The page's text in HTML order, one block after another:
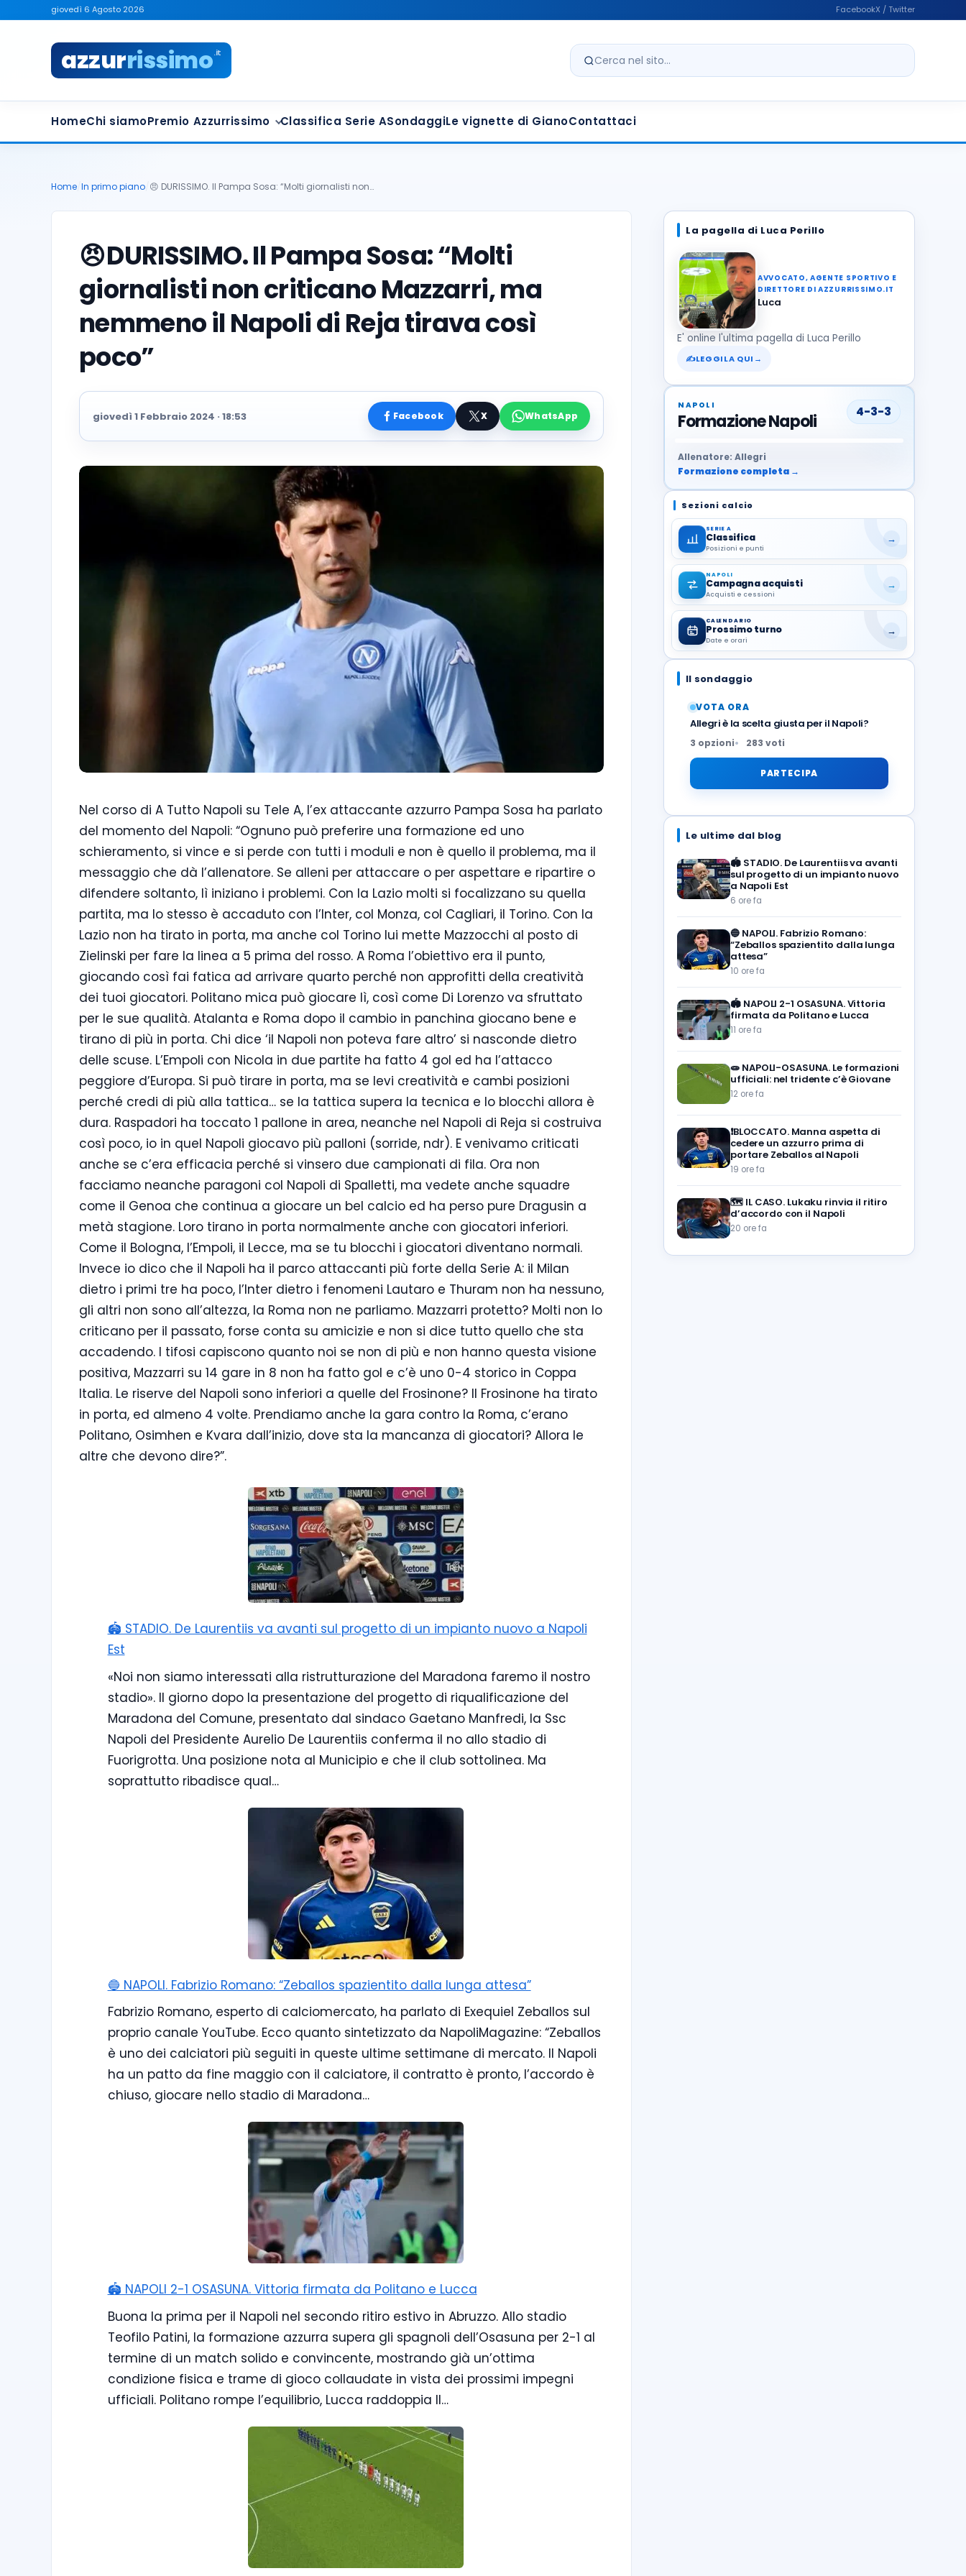
giovedì 6 Agosto 2026 FacebookX / Twitter
azzurrissimo.it
Cerca nel sito
HomeChi siamoPremio Azzurrissimo Classifica Serie ASondaggiLe vignette di GianoContattaci
Home In primo piano 😠 DURISSIMO. Il Pampa Sosa: “Molti giornalisti non…
😠DURISSIMO. Il Pampa Sosa: “Molti
giornalisti non criticano Mazzarri, ma
nemmeno il Napoli di Reja tirava così
poco”
giovedì 1 Febbraio 2024 · 18:53 Facebook X WhatsApp
Nel corso di A Tutto Napoli su Tele A, l’ex attaccante azzurro Pampa Sosa ha parlato
del momento del Napoli: “Ognuno può preferire una formazione ed uno
schieramento, si vince e si perde con tutti i moduli e non è quello il problema, ma il
messaggio che dà l’allenatore. Se alleni per attaccare o per aspettare e ripartire o
difendere soltanto, lì iniziano i problemi. Con la Lazio molti si focalizzano su quella
partita, ma lo stesso è accaduto con l’Inter, col Monza, col Cagliari, il Torino. Con la
Lazio non ha tirato in porta, ma anche col Torino lui mette Mazzocchi al posto di
Zielinski per fare la linea a 5 prima del rosso. A Roma l’obiettivo era il punto,
giocando così fai fatica ad arrivare quarto perché non approfitti della creatività
dei tuoi giocatori. Politano mica può giocare lì, così come Di Lorenzo va sfruttato
per le sue qualità. Atalanta e Roma dopo il cambio in panchina giocano bene e
tirano di più in porta. Chi dice ‘il Napoli non poteva fare altro’ si nasconde dietro
delle scuse. L’Empoli con Nicola in due partite ha fatto 4 gol ed ha l’attacco
peggiore d’Europa. Si può tirare in porta, ma se levi creatività e cambi posizioni
perché credi di più alla tattica… se la tattica supera la tecnica e lo blocchi allora è
dura. Raspadori ha toccato 1 pallone in area, neanche nel Napoli di Reja si costruiva
così poco, io in quel Napoli giocavo più palloni (sorride, ndr). E venivamo criticati
anche se c’era efficacia perché si vinsero due campionati di fila. Ora non
facciamo neanche paragoni col Napoli di Spalletti, ma vedete anche squadre
come il Genoa che continua a giocare un bel calcio ed ha perso pure Dragusin a
metà stagione. Loro tirano in porta normalmente anche con giocatori inferiori.
Come il Bologna, l’Empoli, il Lecce, ma se tu blocchi i giocatori diventano normali.
Invece io dico che il Napoli ha il parco attaccanti più forte della Serie A: il Milan
dietro i primi tre ha poco, l’Inter dietro i fenomeni Lautaro e Thuram non ha nessuno,
gli altri non sono all’altezza, la Roma non ne parliamo. Mazzarri protetto? Molti non lo
criticano per il passato, forse conta su amicizie e non si dice tutto quello che sta
accadendo. I tifosi capiscono quanto noi se non di più e non hanno questa visione
positiva, Mazzarri su 14 gare in 8 non ha fatto gol e c’è uno 0-4 storico in Coppa
Italia. Le riserve del Napoli sono inferiori a quelle del Frosinone? Il Frosinone ha tirato
in porta, ed almeno 4 volte. Prendiamo anche la gara contro la Roma, c’erano
Politano, Osimhen e Kvara dall’inizio, dove sta la mancanza di giocatori? Allora le
altre che devono dire?”.
🏟️ STADIO. De Laurentiis va avanti sul progetto di un impianto nuovo a Napoli
Est
«Noi non siamo interessati alla ristrutturazione del Maradona faremo il nostro
stadio». Il giorno dopo la presentazione del progetto di riqualificazione del
Maradona del Comune, presentato dal sindaco Gaetano Manfredi, la Ssc
Napoli del Presidente Aurelio De Laurentiis conferma il no allo stadio di
Fuorigrotta. Una posizione nota al Municipio e che il club sottolinea. Ma
soprattutto ribadisce qual…
🔵 NAPOLI. Fabrizio Romano: “Zeballos spazientito dalla lunga attesa”
Fabrizio Romano, esperto di calciomercato, ha parlato di Exequiel Zeballos sul
proprio canale YouTube. Ecco quanto sintetizzato da NapoliMagazine: “Zeballos
è uno dei calciatori più seguiti in queste ultime settimane di mercato. Il Napoli
ha un patto da fine maggio con il calciatore, il contratto è pronto, l’accordo è
chiuso, giocare nello stadio di Maradona…
🏟️ NAPOLI 2-1 OSASUNA. Vittoria firmata da Politano e Lucca
Buona la prima per il Napoli nel secondo ritiro estivo in Abruzzo. Allo stadio
Teofilo Patini, la formazione azzurra supera gli spagnoli dell’Osasuna per 2-1 al
termine di un match solido e convincente, mostrando già un’ottima
condizione fisica e trame di gioco collaudate in vista dei prossimi impegni
ufficiali. Politano rompe l’equilibrio, Lucca raddoppia Il…
La pagella di Luca Perillo
AVVOCATO, AGENTE SPORTIVO E
DIRETTORE DI AZZURRISSIMO.IT
Luca
E' online l'ultima pagella di Luca Perillo
✍LEGGILA QUI →
NAPOLI
Formazione Napoli 4-3-3
Allenatore: Allegri
Formazione completa →
Sezioni calcio
SERIE A
Classifica
Posizioni e punti
→
NAPOLI
Campagna acquisti
Acquisti e cessioni
→
CALENDARIO
Prossimo turno
Date e orari
→
Il sondaggio
VOTA ORA
Allegri è la scelta giusta per il Napoli?
3 opzioni 283 voti
PARTECIPA
Le ultime dal blog
🏟️ STADIO. De Laurentiis va avanti
sul progetto di un impianto nuovo
a Napoli Est
6 ore fa
🔵 NAPOLI. Fabrizio Romano:
“Zeballos spazientito dalla lunga
attesa”
10 ore fa
🏟️ NAPOLI 2-1 OSASUNA. Vittoria
firmata da Politano e Lucca
11 ore fa
🧫 NAPOLI-OSASUNA. Le formazioni
ufficiali: nel tridente c’è Giovane
12 ore fa
❗️BLOCCATO. Manna aspetta di
cedere un azzurro prima di
portare Zeballos al Napoli
19 ore fa
🗺️ IL CASO. Lukaku rinvia il ritiro
d’accordo con il Napoli
20 ore fa